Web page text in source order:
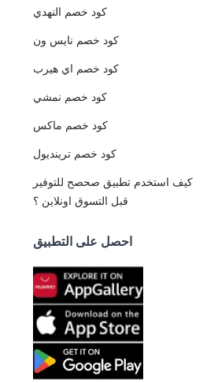
كود خصم النهدي
كود خصم نايس ون
كود خصم اي هيرب
كود خصم نمشي
كود خصم ماكس
كود خصم ترينديول
كيف استخدم تطبيق صحصح للتوفير
قبل التسوق اونلاين ؟
احصل على التطبيق